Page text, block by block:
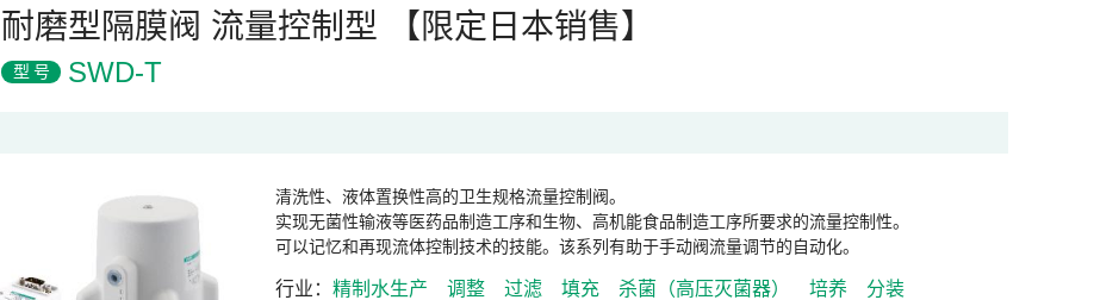
耐磨型隔膜阀 流量控制型 【限定日本销售】
型号 SWD-T
清洗性、液体置换性高的卫生规格流量控制阀。
实现无菌性输液等医药品制造工序和生物、高机能食品制造工序所要求的流量控制性。
可以记忆和再现流体控制技术的技能。该系列有助于手动阀流量调节的自动化。
行业 精制水生产 调整 过滤 填充 杀菌（高压灭菌器） 培养
分装